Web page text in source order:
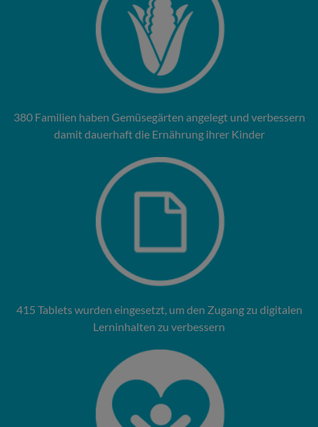
380 Familien haben Gemüsegärten angelegt und verbessern
damit dauerhaft die Ernährung ihrer Kinder
415 Tablets wurden eingesetzt, um den Zugang zu digitalen
Lerninhalten zu verbessern